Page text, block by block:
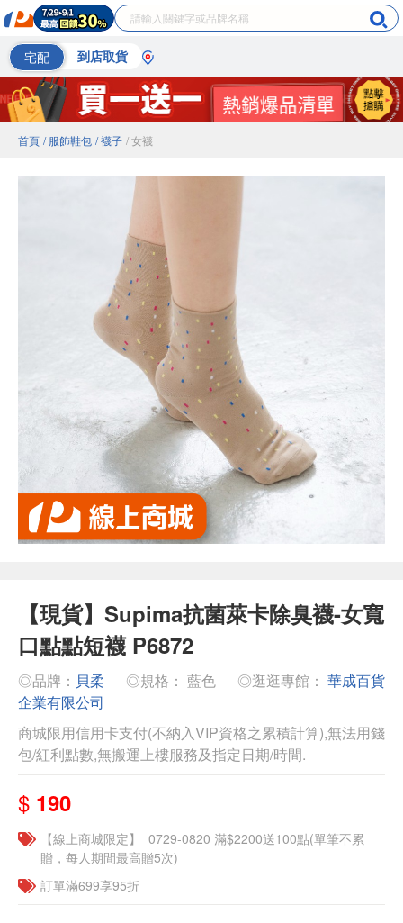
宅配 到店取貨
首頁 / 服飾鞋包 / 襪子 / 女襪
【現貨】Supima抗菌萊卡除臭襪-女寬
口點點短襪 P6872
◎品牌： 貝柔 ◎規格： 藍色 ◎逛逛專館： 華成百貨
企業有限公司
商城限用信用卡支付(不納入VIP資格之累積計算),無法用錢
包/紅利點數,無搬運上樓服務及指定日期/時間.
$ 190
【線上商城限定】_0729-0820 滿$2200送100點(單筆不累
贈，每人期間最高贈5次)
訂單滿699享95折